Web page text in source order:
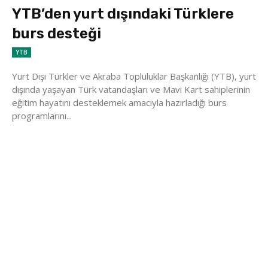
YTB’den yurt dışındaki Türklere
burs desteği
YTB
Yurt Dışı Türkler ve Akraba Topluluklar Başkanlığı (YTB), yurt
dışında yaşayan Türk vatandaşları ve Mavi Kart sahiplerinin
eğitim hayatını desteklemek amacıyla hazırladığı burs
programlarını...